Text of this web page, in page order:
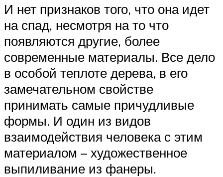
И нет признаков того, что она идет
на спад, несмотря на то что
появляются другие, более
современные материалы. Все дело
в особой теплоте дерева, в его
замечательном свойстве
принимать самые причудливые
формы. И один из видов
взаимодействия человека с этим
материалом – художественное
выпиливание из фанеры.